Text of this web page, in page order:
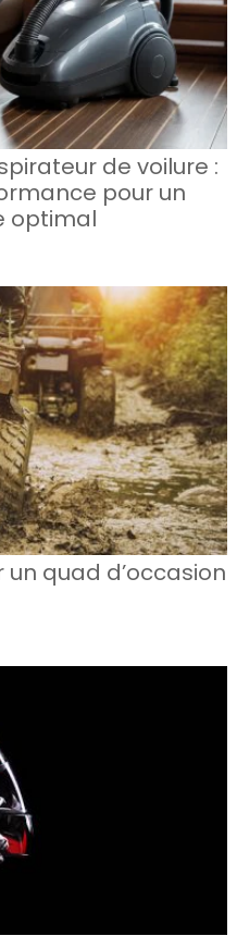
de voilure :
pour un
optimal
quad d’occasion